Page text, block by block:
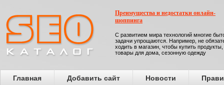
Преимущества и недостатки онлайн-
шоппинга
С развитием мира технологий многие
задачи упрощаются. Например, не
ходить в магазин, чтобы купить продукты,
товары для дома, сезонную одежду
Главная Добавить сайт Новости